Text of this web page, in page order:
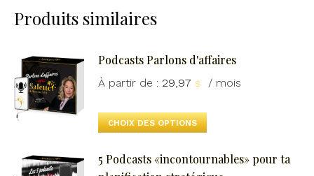
Produits similaires
Podcasts Parlons d'affaires
À partir de : 29,97 $ / mois
CHOIX DES OPTIONS
Ce
a
5 Podcasts «incontournables» pour ta